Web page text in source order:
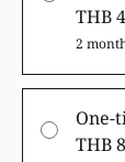
THB
2
One-
THB